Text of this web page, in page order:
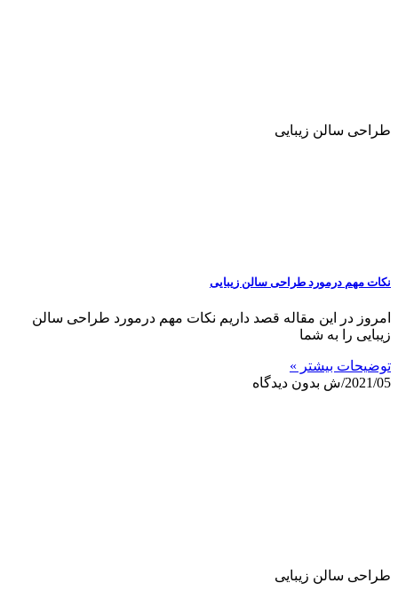
طراحی سالن زیبایی
نکات مهم درمورد طراحی سالن زیبایی
امروز در این مقاله قصد داریم نکات مهم درمورد طراحی سالن
زیبایی را به شما
توضیحات بیشتر »
2021/05/ش
بدون دیدگاه
طراحی سالن زیبایی